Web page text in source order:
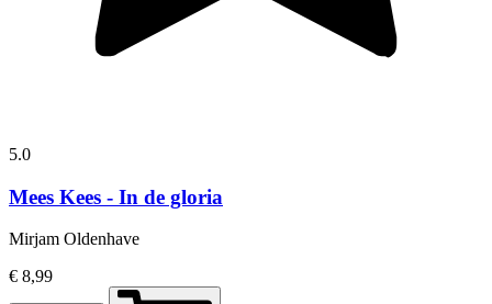
5.0
Mees Kees - In de gloria
Mirjam Oldenhave
€ 8,99